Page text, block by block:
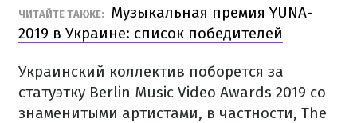
ЧИТАЙТЕ ТАКЖЕ:
Музыкальная премия YUNA-
2019 в Украине: список победителей
Украинский коллектив поборется за
статуэтку Berlin Music Video Awards 2019 со
знаменитыми артистами, в частности, The